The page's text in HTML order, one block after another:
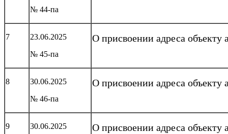
№ 44-па
7
23.06.2025
№ 45-па
О присвоении адреса
8
30.06.2025
№ 46-па
О присвоении адреса
9
30.06.2025
О присвоении адреса